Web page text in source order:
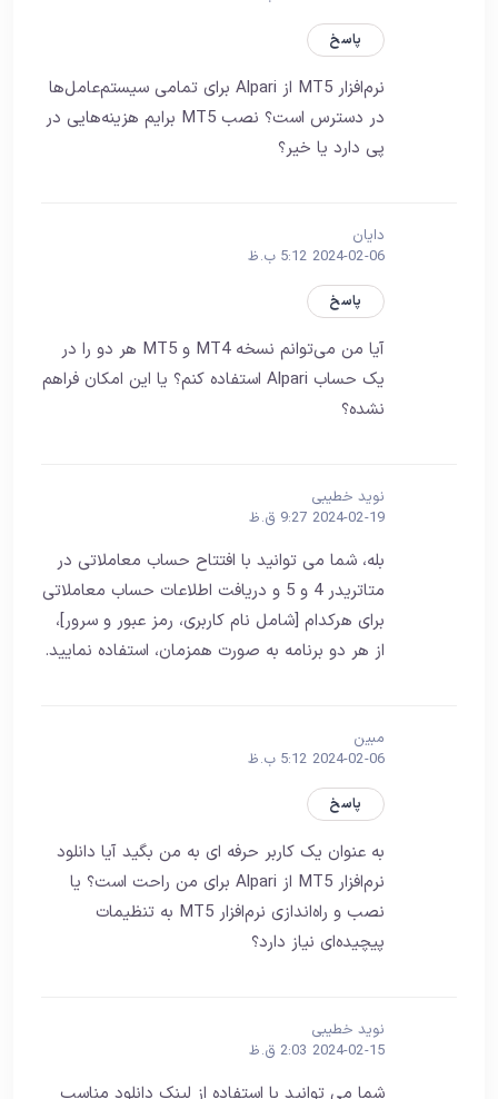
پاسخ
نرم‌افزار MT5 از Alpari برای تمامی سیستم‌عامل‌ها
در دسترس است؟ نصب MT5 برایم هزینه‌هایی در
پی دارد یا خیر؟
دايان
2024-02-06 5:12 ب.ظ
پاسخ
آیا من می‌توانم نسخه MT4 و MT5 هر دو را در
یک حساب Alpari استفاده کنم؟ یا این امکان فراهم
نشده؟
نوید خطیبی
2024-02-19 9:27 ق.ظ
بله، شما می توانید با افتتاح حساب معاملاتی در
متاتریدر 4 و 5 و دریافت اطلاعات حساب معاملاتی
برای هرکدام [شامل نام کاربری، رمز عبور و سرور]،
از هر دو برنامه به صورت همزمان، استفاده نمایید.
مبین
2024-02-06 5:12 ب.ظ
پاسخ
به عنوان یک کاربر حرفه ای به من بگید آیا دانلود
نرم‌افزار MT5 از Alpari برای من راحت است؟ یا
نصب و راه‌اندازی نرم‌افزار MT5 به تنظیمات
پیچیده‌ای نیاز دارد؟
نوید خطیبی
2024-02-15 2:03 ق.ظ
شما می توانید با استفاده از لینک دانلود مناسب